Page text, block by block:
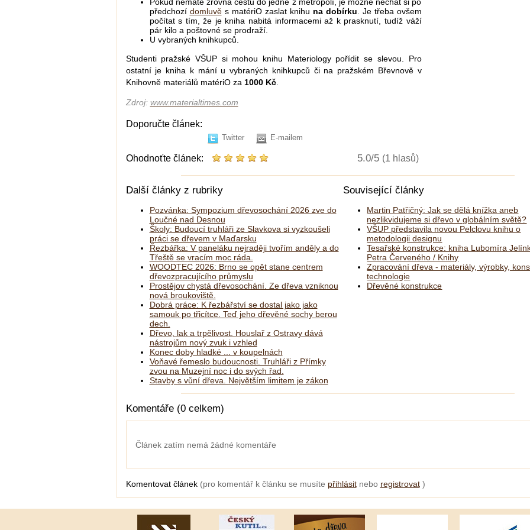
předchozí domluvěs matériO zaslat knihu na dobírku . Je třeba ovšem
počítat s tím, že je kniha nabitá informacemi až k prasknutí, tudíž váží
pár kilo a poštovné se prodraží.
U vybraných knihkupců.
Studenti pražské VŠUP si mohou knihu Materiology pořídit se slevou. Pro
ostatní je kniha k mání u vybraných knihkupců či na pražském Břevnově v
Knihovně materiálů matériO za 1000 Kč.
Zdroj: www.materialtimes.com
Doporučte článek:
Twitter E-mailem
Ohodnoťte článek: 5.0/5 (1 hlasů)
Další články z rubriky
Pozvánka: Sympozium dřevosochání 2026 zve do
Loučné nad Desnou
Školy: Budoucí truhláři ze Slavkova si vyzkoušeli
práci se dřevem v Maďarsku
Řezbářka: V paneláku nejraději tvořím anděly a do
Třeště se vracím moc ráda.
WOODTEC 2026: Brno se opět stane centrem
dřevozpracujícího průmyslu
Prostějov chystá dřevosochání. Ze dřeva vzniknou
nová broukoviště.
Dobrá práce: K řezbářství se dostal jako jako
samouk po třicítce. Teď jeho dřevěné sochy berou
dech.
Dřevo, lak a trpělivost. Houslař z Ostravy dává
nástrojům nový zvuk i vzhled
Konec doby hladké ... v koupelnách
Voňavé řemeslo budoucnosti. Truhláři z Přímky
zvou na Muzejní noc i do svých řad.
Stavby s vůní dřeva. Největším limitem je zákon
Související články
Martin Patřičný: Jak se dělá knížka aneb
nezlikvidujeme si dřevo v globálním světě?
VŠUP představila novou Pelclovu knihu o
metodologii designu
Tesařské konstrukce: kniha Lubomíra
Petra Červeného / Knihy
Zpracování dřeva - materiály, výrobky,
technologie
Dřevěné konstrukce
Komentáře (0 celkem)
Článek zatím nemá žádné komentáře
Komentovat článek (pro komentář k článku se musíte přihlásitnebo registrovat)